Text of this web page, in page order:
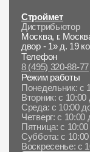
Строймет
Дистрибьютор
Москва, г.
двор - 1» д. 19
Телефон
8 (495) 320-88-77
Режим работы
Понедельник: с
Вторник: с 10:00
Среда: с 10:00
Четверг: с 10:00
Пятница: с
Суббота: с
Воскресенье: с